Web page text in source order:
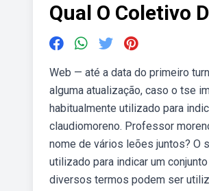
Qual O Coletivo
Web — até a data do primeiro
alguma atualização, caso o tse
habitualmente utilizado para
claudiomoreno. Professor
nome de vários leões juntos? O
utilizado para indicar um
diversos termos podem ser